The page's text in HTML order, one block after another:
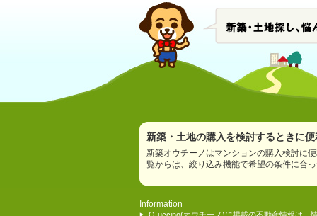
新築・土地の購入を検討するときに
新築オウチーノはマンションの購入検討に
覧からは、絞り込み機能で希望の条件に合
Information